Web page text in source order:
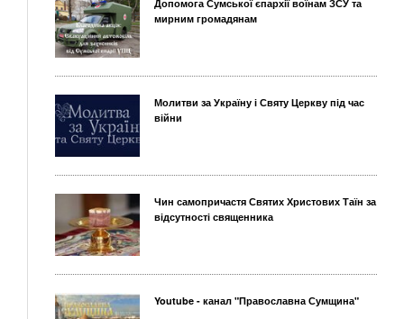
Допомога Сумської єпархії воїнам ЗСУ та
мирним громадянам
Молитви за Україну і Святу Церкву під час
війни
Чин самопричастя Святих Христових Таїн за
відсутності священника
Youtube - канал "Православна Сумщина"